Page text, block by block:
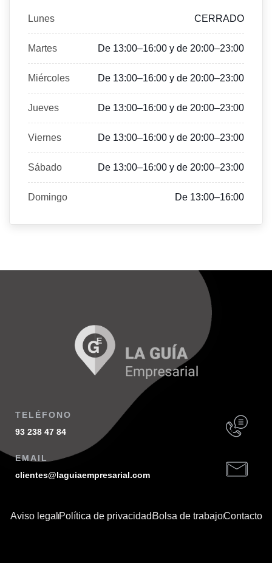
Lunes CERRADO
Martes De 13:00–16:00 y de 20:00–23:00
Miércoles De 13:00–16:00 y de 20:00–23:00
Jueves De 13:00–16:00 y de 20:00–23:00
Viernes De 13:00–16:00 y de 20:00–23:00
Sábado De 13:00–16:00 y de 20:00–23:00
Domingo De 13:00–16:00
TELÉFONO
93 238 47 84
EMAIL
clientes@laguiaempresarial.com
Aviso legal Política de privacidadBolsa de trabajoContacto